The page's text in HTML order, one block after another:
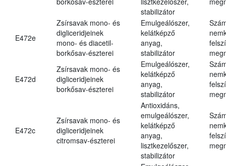
stabilizátor
E472e
Zsírsavak mono- és
digliceridjeinek
mono- és diacetil-
borkősav-észterei
Emulgeálószer,
kelátképző
anyag,
stabilizátor
E472d
Zsírsavak mono- és
digliceridjeinek
borkősav-észterei
Emulgeálószer,
kelátképző
anyag,
stabilizátor
E472c
Zsírsavak mono- és
digliceridjeinek
citromsav-észterei
Antioxidáns,
emulgeálószer,
kelátképző
anyag,
lisztkezelőszer,
stabilizátor